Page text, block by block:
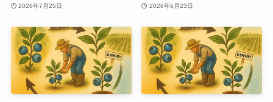
2026年7月25日 2026年6月23日